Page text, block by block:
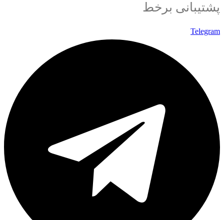
پشتیبانی برخط
Telegram